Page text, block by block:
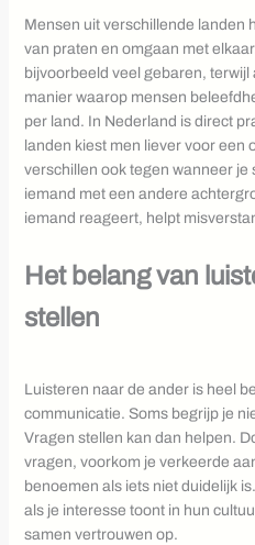
Mensen uit verschillende landen
van praten en omgaan met
bijvoorbeeld veel gebaren, terwijl
manier waarop mensen
per land. In Nederland is direct
landen kiest men liever voor een
verschillen ook tegen wanneer je
iemand met een andere
iemand reageert, helpt
Het belang van
stellen
Luisteren naar de ander is heel
communicatie. Soms begrijp je
Vragen stellen kan dan helpen.
vragen, voorkom je verkeerde
benoemen als iets niet duidelijk
als je interesse toont in hun
samen vertrouwen op.